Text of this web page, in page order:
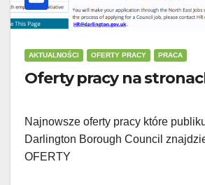
AKTUALNOŚCI OFERTY PRACY PRACA
Oferty pracy na
Najnowsze oferty pracy które
Darlington Borough Council
OFERTY